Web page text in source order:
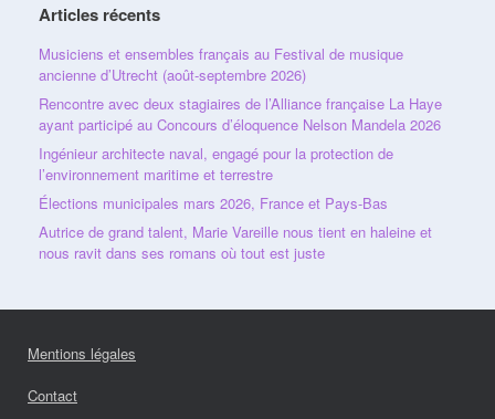
Articles récents
Musiciens et ensembles français au Festival de musique
ancienne d’Utrecht (août-septembre 2026)
Rencontre avec deux stagiaires de l’Alliance française La Haye
ayant participé au Concours d’éloquence Nelson Mandela 2026
Ingénieur architecte naval, engagé pour la protection de
l’environnement maritime et terrestre
Élections municipales mars 2026, France et Pays-Bas
Autrice de grand talent, Marie Vareille nous tient en haleine et
nous ravit dans ses romans où tout est juste
Mentions légales
Contact